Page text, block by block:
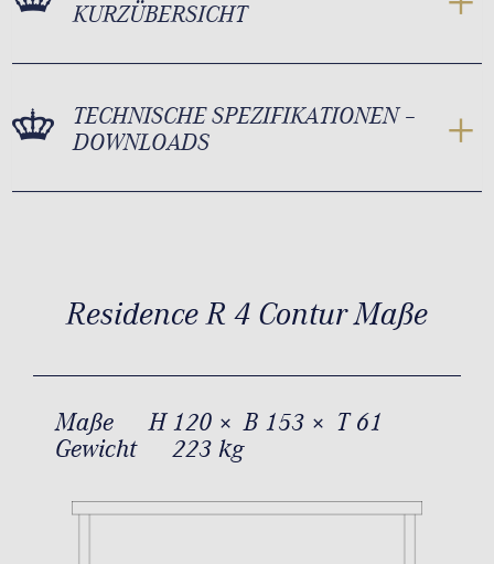
KURZÜBERSICHT
TECHNISCHE SPEZIFIKATIONEN –
DOWNLOADS
Residence R 4 Contur Maße
Maße
H 120 × B 153 × T 61
Gewicht
223 kg